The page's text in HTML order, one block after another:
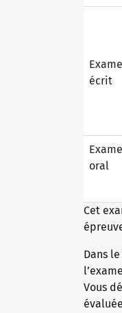
Offres
écrit
oral
Cet
Dans
Vous